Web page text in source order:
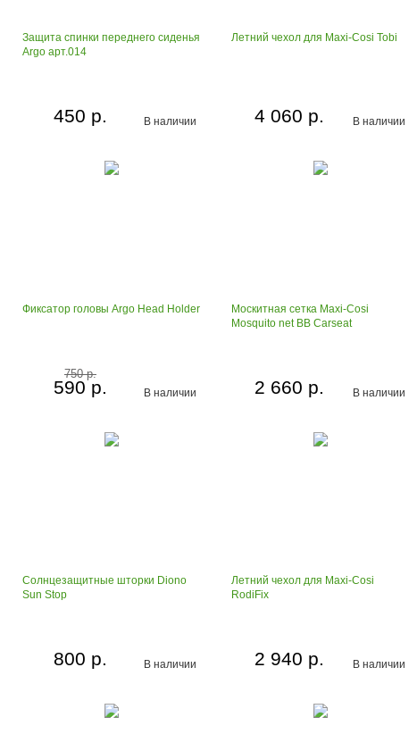
Защита спинки переднего сиденья
Argo арт.014
В наличии
450 р.
Летний чехол для Maxi-Cosi Tobi
В наличии
4 060 р.
Фиксатор головы Argo Head Holder
В наличии
750 р.
590 р.
Москитная сетка Maxi-Cosi
Mosquito net BB Carseat
В наличии
2 660 р.
Солнцезащитные шторки Diono
Sun Stop
В наличии
800 р.
Летний чехол для Maxi-Cosi
RodiFix
В наличии
2 940 р.